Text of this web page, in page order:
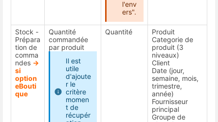
l'env
ers".
Stock -
Prépara
tion de
comma
ndes ->
si
option
eBouti
que
Quantité
commandée
par produit
Il est
utile
d'ajoute
r le
critère
momen
t de
récupér
Quantité
Produit
Categorie de
produit (3
niveaux)
Client
Date (jour,
semaine, mois,
trimestre,
année)
Fournisseur
principal
Groupe de